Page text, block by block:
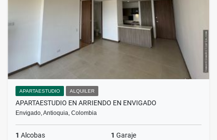
APARTAESTUDIO ALQUILER
APARTAESTUDIO EN ARRIENDO EN ENVIGADO
Envigado, Antioquia, Colombia
1 Alcobas 1 Garaje